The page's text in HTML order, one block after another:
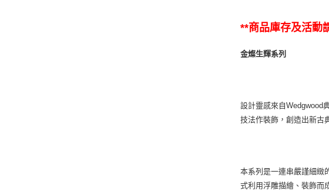
**商品庫存及活動
金燦生輝系列
設計靈感來自Wedgwood
技法作裝飾，創造出新古
本系列是一連串嚴謹細緻
式利用浮雕描繪、裝飾而